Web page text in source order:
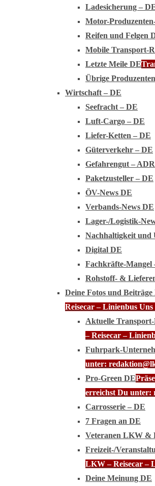
Ladesicherung –
Motor-
Reifen und Felgen
Mobile Transport-
Letzte Meile DE
Übrige
Wirtschaft – DE
Seefracht – DE
Luft-Cargo – DE
Liefer-Ketten – DE
Güterverkehr – DE
Gefahrengut –
Paketzusteller – DE
ÖV-News DE
Verbands-News DE
Lager-/Logistik-
Nachhaltigkeit und
Digital DE
Fachkräfte-Mangel
Rohstoff- &
Deine Fotos und Beiträge
Reisecar – Linienbus
Aktuelle
– Reisecar –
Fuhrpark-
unter:
Pro-Green DE
erreichst Du unter:
Carrosserie – DE
7 Fragen an DE
Veteranen LKW &
Freizeit-/
LKW – Reisecar –
Deine Meinung DE